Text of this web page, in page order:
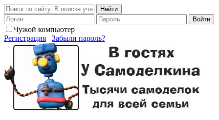
Найти
Войти
Чужой компьютер
Регистрация
Забыли пароль?